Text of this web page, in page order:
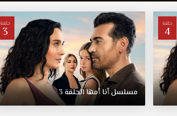
حلقة
4
حلقة
3
مسلسل أنا أمها الحلقة 3